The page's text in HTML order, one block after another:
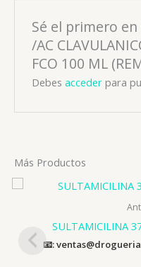
Sé el primero en
/AC
FCO 100 ML
Debesacceder para
Más Productos
SULTAMICILINA
📧: